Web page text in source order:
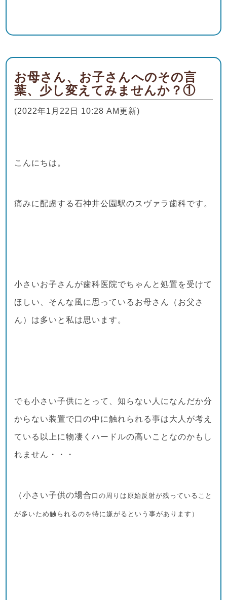
お母さん、お子さんへのその言
葉、少し変えてみませんか？①
(2022年1月22日 10:28 AM更新)
こんにちは。
痛みに配慮する石神井公園駅のスヴァラ歯科です。
小さいお子さんが歯科医院でちゃんと処置を受けて
ほしい、そんな風に思っているお母さん（お父さ
ん）は多いと私は思います。
でも小さい子供にとって、知らない人になんだか分
からない装置で口の中に触れられる事は大人が考え
ている以上に物凄くハードルの高いことなのかもし
れません・・・
（小さい子供の場合 口の周りは 原始反射が残っていること
が多いため触られるのを特に嫌がるという事があります）